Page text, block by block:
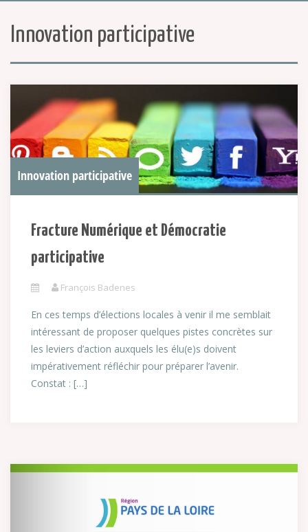
Innovation participative
Innovation participative
Fracture Numérique et Démocratie
participative
François Badenes
En ces temps d’élections locales à venir il me semblait
intéressant de proposer quelques pistes concrètes sur
les leviers d’action auxquels les élu(e)s doivent
impérativement réfléchir pour préparer l’avenir.
Constat : […]